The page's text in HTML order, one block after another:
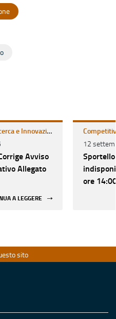
Competitività, ricerca e Innovazione
Avviso
Allegato
A LEGGERE
12
ore
sito